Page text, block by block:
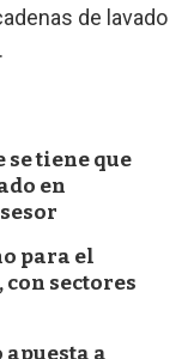
de lavado
se tiene que
en
para el
con sectores
a